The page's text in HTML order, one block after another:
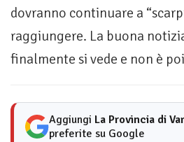
dovranno continuare a
raggiungere. La buona
finalmente si vede e non è
Aggiungi La Provincia di
preferite su Google